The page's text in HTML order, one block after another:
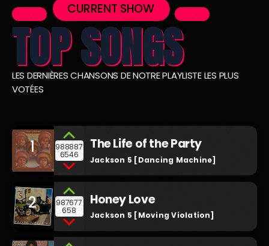
CURRENT SHOW
TOP SONGS
LES DERNIÈRES CHANSONS DE NOTRE PLAYLISTE LES PLUS
VOTÉES
1 988887
6546
The Life of the Party
Jackson 5 [Dancing Machine]
2 987677
658
Honey Love
Jackson 5 [Moving Violation]